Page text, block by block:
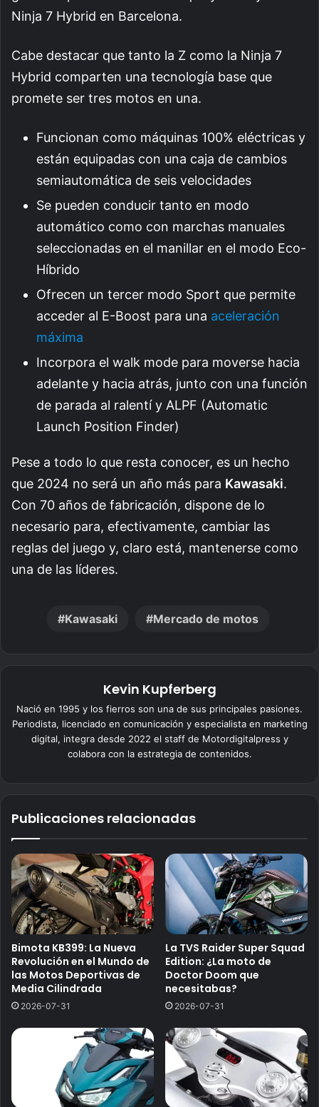
Ninja 7 Hybrid en Barcelona.
Cabe destacar que tanto la Z como la Ninja 7
Hybrid comparten una tecnología base que
promete ser tres motos en una.
Funcionan como máquinas 100% eléctricas y
están equipadas con una caja de cambios
semiautomática de seis velocidades
Se pueden conducir tanto en modo
automático como con marchas manuales
seleccionadas en el manillar en el modo Eco-
Híbrido
Ofrecen un tercer modo Sport que permite
acceder al E-Boost para una aceleración
máxima
Incorpora el walk mode para moverse hacia
adelante y hacia atrás, junto con una función
de parada al ralentí y ALPF (Automatic
Launch Position Finder)
Pese a todo lo que resta conocer, es un hecho
que 2024 no será un año más para Kawasaki.
Con 70 años de fabricación, dispone de lo
necesario para, efectivamente, cambiar las
reglas del juego y, claro está, mantenerse como
una de las líderes.
Kawasaki Mercado de motos
Kevin Kupferberg
Nació en 1995 y los fierros son una de sus principales pasiones.
Periodista, licenciado en comunicación y especialista en marketing
digital, integra desde 2022 el staff de Motordigitalpress y
colabora con la estrategia de contenidos.
Publicaciones relacionadas
Bimota KB399: La Nueva
Revolución en el Mundo de
las Motos Deportivas de
Media Cilindrada
2026-07-31
La TVS Raider Super Squad
Edition: ¿La moto de
Doctor Doom que
necesitabas?
2026-07-31